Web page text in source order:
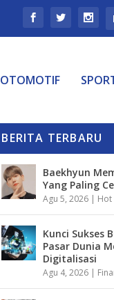
OTOMOTIF
BERITA TERBARU
Baekhyun
Yang Paling
Agu 5, 2026 | Hot
Kunci Sukses
Pasar Dunia
Digitalisasi
Agu 4, 2026 |